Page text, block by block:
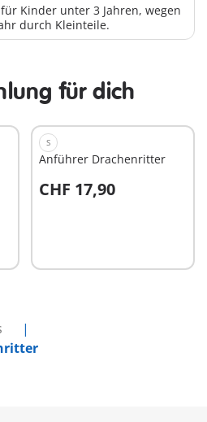
Kinder unter 3 Jahren, wegen
durch Kleinteile.
für dich
S
Anführer Drachenritter
CHF 17,90
In den Warenkorb